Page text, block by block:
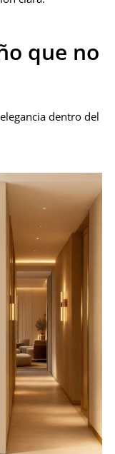
que no
dentro del